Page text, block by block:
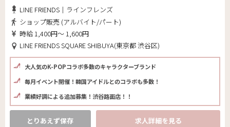
LINE FRIENDS｜ラインフレンズ
ショップ販売 (アルバイト/パート)
時給 1,400円～ 1,600円
LINE FRIENDS SQUARE SHIBUYA(東京都 渋谷区)
大人気のK-POPコラボ多数のキャラクターブランド
毎月イベント開催！韓国アイドルとのコラボも多数！
業績好調による追加募集！渋谷路面店！！
とりあえず保存 求人詳細を見る